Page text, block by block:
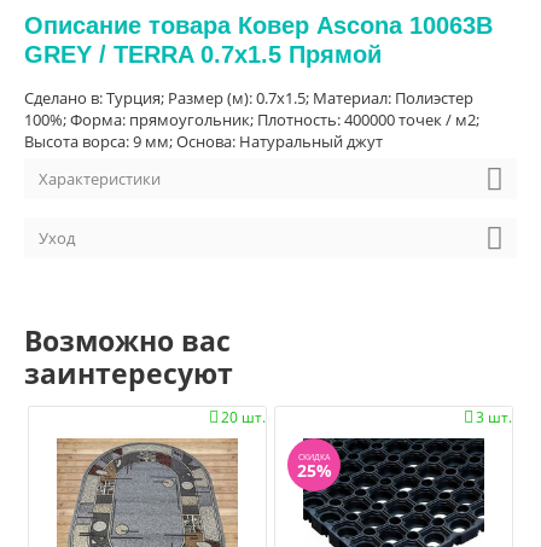
Описание товара Ковер Ascona 10063B
GREY / TERRA 0.7x1.5 Прямой
Сделано в: Турция; Размер (м): 0.7x1.5; Материал: Полиэстер
100%; Форма: прямоугольник; Плотность: 400000 точек / м2;
Высота ворса: 9 мм; Основа: Натуральный джут
Характеристики
Уход
Возможно вас
заинтересуют
20 шт.
 3 шт.

СКИДКА
25%